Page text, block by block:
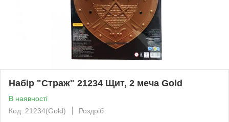
Набір "Страж" 21234 Щит, 2 меча Gold
В наявності
Код: 21234(Gold)
Роздріб